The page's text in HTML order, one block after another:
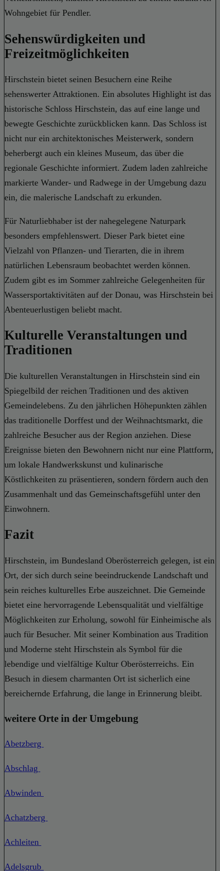
Wohngebiet für Pendler.
Sehenswürdigkeiten und
Freizeitmöglichkeiten
Hirschstein bietet seinen Besuchern eine Reihe
sehenswerter Attraktionen. Ein absolutes Highlight ist das
historische Schloss Hirschstein, das auf eine lange und
bewegte Geschichte zurückblicken kann. Das Schloss ist
nicht nur ein architektonisches Meisterwerk, sondern
beherbergt auch ein kleines Museum, das über die
regionale Geschichte informiert. Zudem laden zahlreiche
markierte Wander- und Radwege in der Umgebung dazu
ein, die malerische Landschaft zu erkunden.
Für Naturliebhaber ist der nahegelegene Naturpark
besonders empfehlenswert. Dieser Park bietet eine
Vielzahl von Pflanzen- und Tierarten, die in ihrem
natürlichen Lebensraum beobachtet werden können.
Zudem gibt es im Sommer zahlreiche Gelegenheiten für
Wassersportaktivitäten auf der Donau, was Hirschstein bei
Abenteuerlustigen beliebt macht.
Kulturelle Veranstaltungen und
Traditionen
Die kulturellen Veranstaltungen in Hirschstein sind ein
Spiegelbild der reichen Traditionen und des aktiven
Gemeindelebens. Zu den jährlichen Höhepunkten zählen
das traditionelle Dorffest und der Weihnachtsmarkt, die
zahlreiche Besucher aus der Region anziehen. Diese
Ereignisse bieten den Bewohnern nicht nur eine Plattform,
um lokale Handwerkskunst und kulinarische
Köstlichkeiten zu präsentieren, sondern fördern auch den
Zusammenhalt und das Gemeinschaftsgefühl unter den
Einwohnern.
Fazit
Hirschstein, im Bundesland Oberösterreich gelegen, ist ein
Ort, der sich durch seine beeindruckende Landschaft und
sein reiches kulturelles Erbe auszeichnet. Die Gemeinde
bietet eine hervorragende Lebensqualität und vielfältige
Möglichkeiten zur Erholung, sowohl für Einheimische als
auch für Besucher. Mit seiner Kombination aus Tradition
und Moderne steht Hirschstein als Symbol für die
lebendige und vielfältige Kultur Oberösterreichs. Ein
Besuch in diesem charmanten Ort ist sicherlich eine
bereichernde Erfahrung, die lange in Erinnerung bleibt.
weitere Orte in der Umgebung
Abetzberg
Abschlag
Abwinden
Achatzberg
Achleiten
Adelsgrub